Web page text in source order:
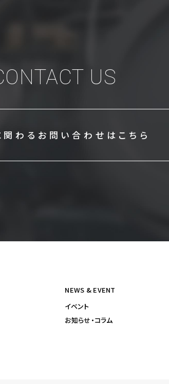
US
わる お問い合わせはこちら
NEWS & EVENT
イベント
お知らせ・コラム